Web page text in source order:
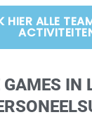
HIER ALLE
GAMES IN